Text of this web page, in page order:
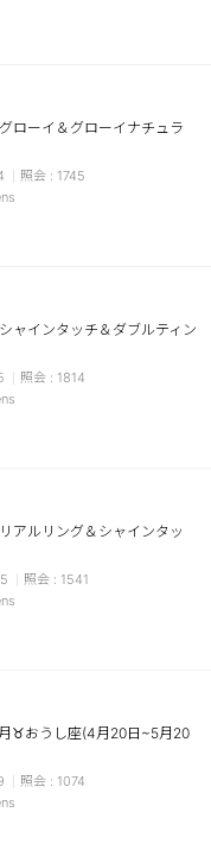
ローイ＆グローイナチュラ
1745
ャインタッチ＆ダブルティン
1814
アルリング＆シャインタッ
1541
♉おうし座(4月20日~5月20
1074